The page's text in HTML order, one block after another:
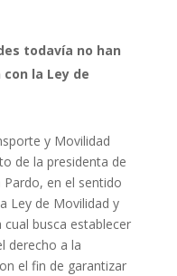
todavía no han
la Ley de
y Movilidad
de la presidenta de
Pardo, en el sentido
Ley de Movilidad y
cual busca establecer
derecho a la
el fin de garantizar